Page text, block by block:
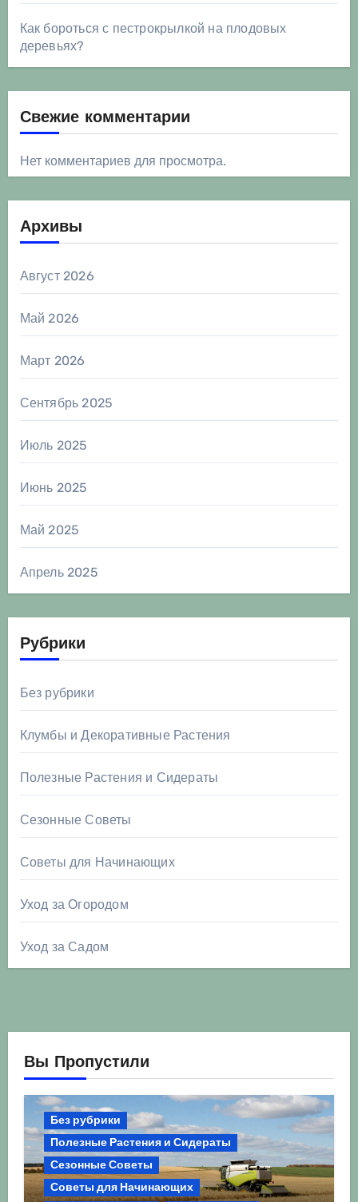
Как бороться с пестрокрылкой на плодовых
деревьях?
Свежие комментарии
Нет комментариев для просмотра.
Архивы
Август 2026
Май 2026
Март 2026
Сентябрь 2025
Июль 2025
Июнь 2025
Май 2025
Апрель 2025
Рубрики
Без рубрики
Клумбы и Декоративные Растения
Полезные Растения и Сидераты
Сезонные Советы
Советы для Начинающих
Уход за Огородом
Уход за Садом
Вы Пропустили
Без рубрики
Полезные Растения и Сидераты
Сезонные Советы
Советы для Начинающих